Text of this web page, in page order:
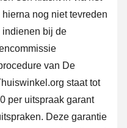
hierna nog niet tevreden
indienen bij de
van De
staat tot
per uitspraak garant
Deze garantie